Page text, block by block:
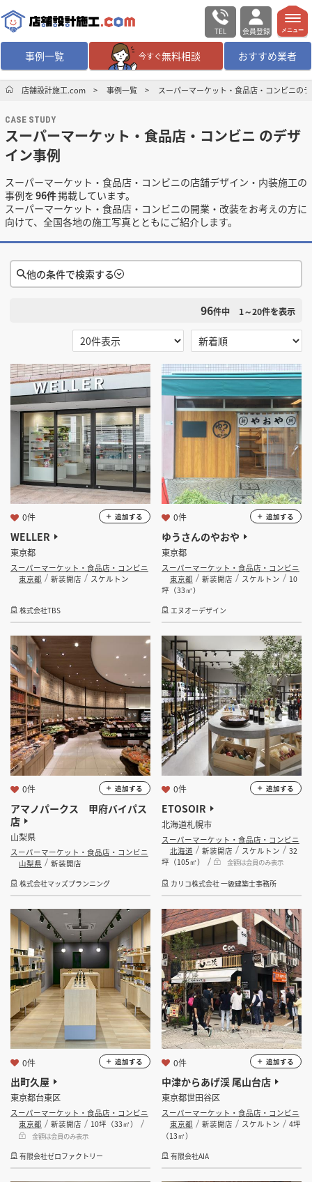
TEL 会員登録
事例一覧 今すぐ無料相談 おすすめ業者
無料相談 ログイン／会員登録
デザイン設計・施工業者を探す
マッチング案件一覧
店舗設計施工.comとは
内装の費用相場シミュレーター
掲載希望のデザイン設計・施工会社様へ
店舗開業・改装を ご検討中の方へ
メニュー
店舗設計施工.com 事例一覧 スーパーマーケット・食品店・コンビニの
CASE STUDY
スーパーマーケット・食品店・コンビニ のデザ
イン事例
スーパーマーケット・食品店・コンビニの店舗デザイン・内装施工の
事例を96件掲載しています。
スーパーマーケット・食品店・コンビニの開業・改装をお考えの方に
向けて、全国各地の施工写真とともにご紹介します。
他の条件で検索する
検索条件をクリア
業種 選択する
スーパーマーケット・食品店・コンビニ
設計・施工範囲 選択する
設計施工会社 選択する
会員ログインすると検索できます。
坪数
坪 ～ 坪
フリーワード
検索する
96件中 1～20件を表示
WELLER
東京都
スーパーマーケット・食品店・コンビニ
東京都
新装開店 スケルトン
株式会社TBS
0件 追加する
ゆうさんのやおや
東京都
スーパーマーケット・食品店・コンビニ
東京都
新装開店 スケルトン
10
坪（33㎡）
エヌオーデザイン
0件 追加する
アマノパークス 甲府バイパス
店
山梨県
スーパーマーケット・食品店・コンビニ
山梨県
新装開店
株式会社マッズプランニング
0件 追加する
ETOSOIR
北海道札幌市
スーパーマーケット・食品店・コンビニ
北海道
新装開店 スケルトン
32
坪（105㎡）
金額は会員のみ表示
カリコ株式会社 一級建築士事務所
0件 追加する
出町久屋
東京都台東区
スーパーマーケット・食品店・コンビニ
東京都
新装開店 10坪（33㎡）
金額は会員のみ表示
有限会社ゼロファクトリー
0件 追加する
中津からあげ渓 尾山台店
東京都世田谷区
スーパーマーケット・食品店・コンビニ
東京都
新装開店 スケルトン
4坪
（13㎡）
有限会社AIA
0件 追加する